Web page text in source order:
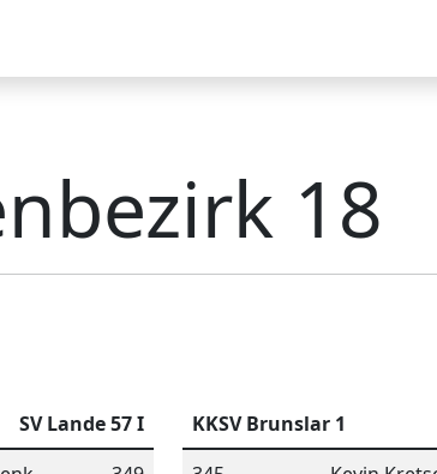
18
SV Lande 57 I
KKSV Brunslar 1